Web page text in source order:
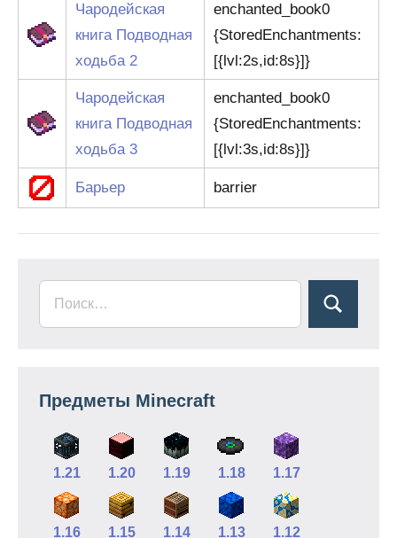
Чародейская
книга Подводная
ходьба 2
enchanted_book0
{StoredEnchantments:
[{lvl:2s,id:8s}]}
Чародейская
книга Подводная
ходьба 3
enchanted_book0
{StoredEnchantments:
[{lvl:3s,id:8s}]}
Барьер barrier
Предметы Minecraft
1.21 1.20 1.19 1.18 1.17
1.16 1.15 1.14 1.13 1.12